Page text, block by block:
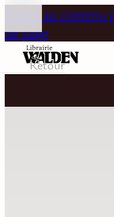
Passer au contenu
de page
Retour